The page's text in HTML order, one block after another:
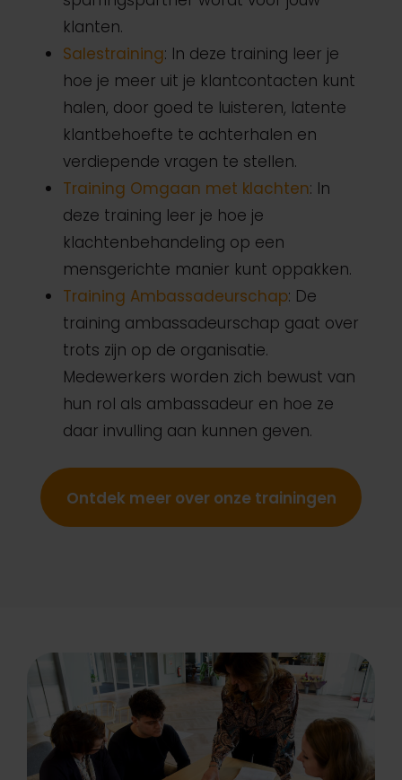
klanten.
Salestraining: In deze training leer je
hoe je meer uit je klantcontacten kunt
halen, door goed te luisteren, latente
klantbehoefte te achterhalen en
verdiepende vragen te stellen.
Training Omgaan met klachten: In
deze training leer je hoe je
klachtenbehandeling op een
mensgerichte manier kunt oppakken.
Training Ambassadeurschap: De
training ambassadeurschap gaat over
trots zijn op de organisatie.
Medewerkers worden zich bewust van
hun rol als ambassadeur en hoe ze
daar invulling aan kunnen geven.
Ontdek meer over onze trainingen